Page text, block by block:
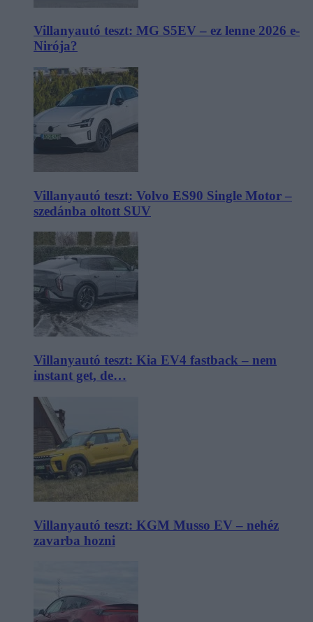
Villanyautó teszt: MG S5EV – ez lenne 2026 e-
Nirója?
Villanyautó teszt: Volvo ES90 Single Motor –
szedánba oltott SUV
Villanyautó teszt: Kia EV4 fastback – nem
instant get, de…
Villanyautó teszt: KGM Musso EV – nehéz
zavarba hozni